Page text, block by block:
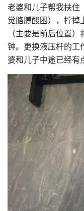
老婆和儿子帮我扶住
觉胳膊酸困），拧掉
（主要是前后位置
钟。更换液压杆的工
婆和儿子中途已经有